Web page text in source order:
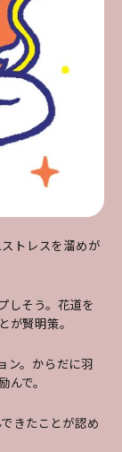
トレスを溜めが
しそう。花道を
が賢明策。
ン。からだに羽
で。
きたことが認め